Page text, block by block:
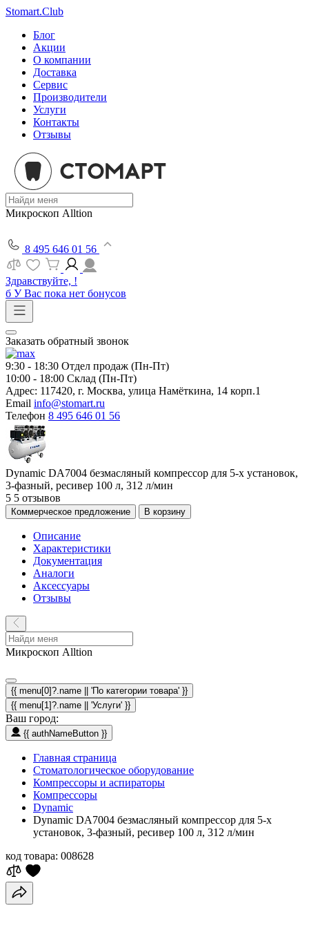
Stomart.Club
Блог
Акции
О компании
Доставка
Сервис
Производители
Услуги
Контакты
Отзывы
Микроскоп Alltion
8 495 646 01 56
Здравствуйте, !
б У Вас пока нет бонусов
Заказать обратный звонок
9:30 - 18:30 Отдел продаж (Пн-Пт)
10:00 - 18:00 Склад (Пн-Пт)
Адрес: 117420, г. Москва, улица Намёткина, 14 корп.1
Email info@stomart.ru
Телефон 8 495 646 01 56
Dynamic DA7004 безмасляный компрессор для 5-х установок,
3-фазный, ресивер 100 л, 312 л/мин
5 5 отзывов
Коммерческое предложение В корзину
Описание
Характеристики
Документация
Аналоги
Аксессуары
Отзывы
Микроскоп Alltion
{{ menu[0]?.name || 'По категории товара' }}
{{ menu[1]?.name || 'Услуги' }}
Ваш город:
{{ authNameButton }}
Главная страница
Стоматологическое оборудование
Компрессоры и аспираторы
Компрессоры
Dynamic
Dynamic DA7004 безмасляный компрессор для 5-х
установок, 3-фазный, ресивер 100 л, 312 л/мин
код товара: 008628